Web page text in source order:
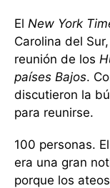
El New York
Carolina del
reunión de los
países Bajos.
discutieron la
para reunirse.
100 personas. El
era una gran
porque los